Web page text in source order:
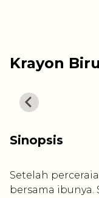
Krayon Biru
Sinopsis
Setelah
bersama ibunya.